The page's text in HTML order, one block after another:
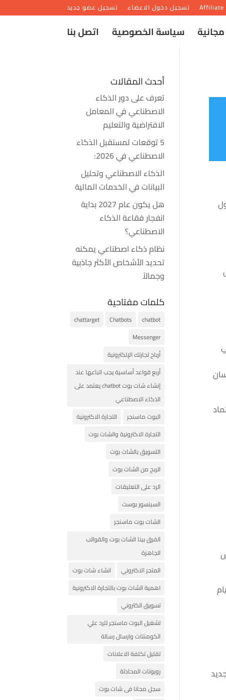
Affiliate تسجيل دخول الاعضاء تسجيل عضو جديد
سياسة الخصوصية اتصل بنا
أحدث المقالات
تعرف على دور الذكاء
الاصطناعي في المعامل
الافتراضية والتعليم
5 توقعات لمستقبل الذكاء
الاصطناعي في 2026:
الذكاء الاصطناعي وتحليل
البيانات في الخدمات المالية
هل يكون عام 2027 بداية
انفجار فقاعة الذكاء
الاصطناعي؟
نظام ذكاء اصطناعي يمكنه
تحديد الأشخاص الأكثر جاذبية
وجمالاً
كلمات مفتاحية
chatbot
Chatbots
chattarget
Messenger
أرباح تجارتك الإلكترونية
أربع قواعد أساسية يجب اتباعها عند
إنشاء شات بوت chatbot يعتمد على
الذكاء الاصطناعي
البوت ماسنجر
التجارة الاكترونية
التجارة الاكترونية والشات بوت
التسويق بالشات بوت
الربح من الشات بوت
الرد على التعليقات
السينسور بوست
الشات بوت ماسنجر
الفرق بينا الشات بوت والقوالب
الجاهزة
المتجر الاكتروني
انشاء شات بوت
اهمية الشات بوت بالتجارة الاكترونية
تسويق الكتروني
تشغيل البوت ماسنجر للرد علي
الكومنتات وارسال رسالة
تقليل تكلفة الاعلانات
روبوتات المحادثة
سجل مجانا فى شات بوت